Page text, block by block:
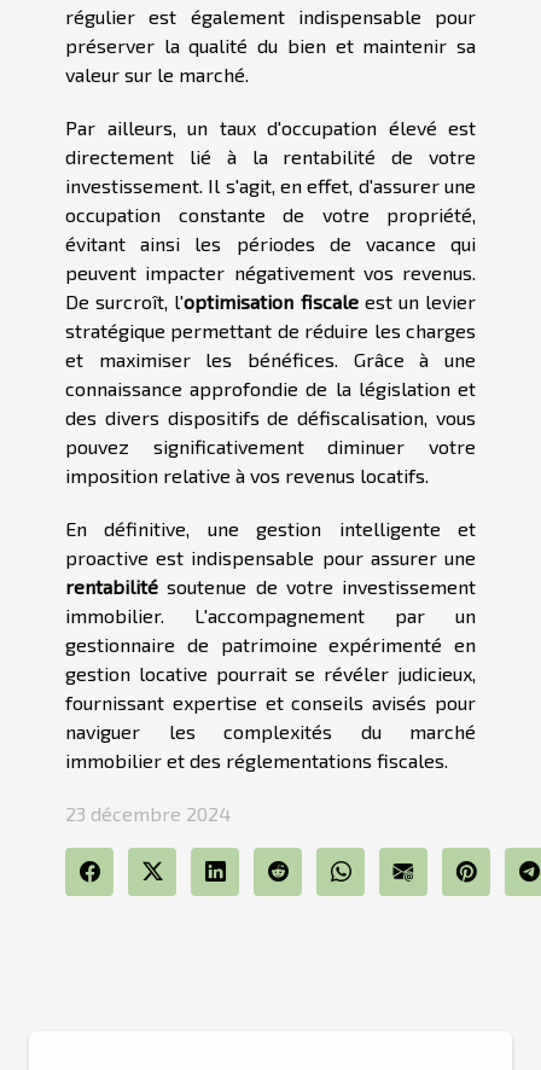
régulier est également indispensable pour
préserver la qualité du bien et maintenir sa
valeur sur le marché.
Par ailleurs, un taux d'occupation élevé est
directement lié à la rentabilité de votre
investissement. Il s'agit, en effet, d'assurer une
occupation constante de votre propriété,
évitant ainsi les périodes de vacance qui
peuvent impacter négativement vos revenus.
De surcroît, l'optimisation fiscaleest un levier
stratégique permettant de réduire les charges
et maximiser les bénéfices. Grâce à une
connaissance approfondie de la législation et
des divers dispositifs de défiscalisation, vous
pouvez significativement diminuer votre
imposition relative à vos revenus locatifs.
En définitive, une gestion intelligente et
proactive est indispensable pour assurer une
rentabilité soutenue de votre investissement
immobilier. L'accompagnement par un
gestionnaire de patrimoine expérimenté en
gestion locative pourrait se révéler judicieux,
fournissant expertise et conseils avisés pour
naviguer les complexités du marché
immobilier et des réglementations fiscales.
23 décembre 2024